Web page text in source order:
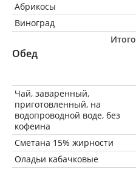
Абрикосы
Виноград
Итого
Обед
Чай, заваренный,
приготовленный, на
водопроводной воде, без
кофеина
Сметана 15% жирности
Оладьи кабачковые